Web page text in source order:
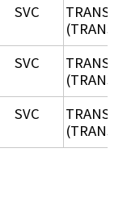
SVC TRANSIL
SVC TRANSIL
SVC TRANSIL